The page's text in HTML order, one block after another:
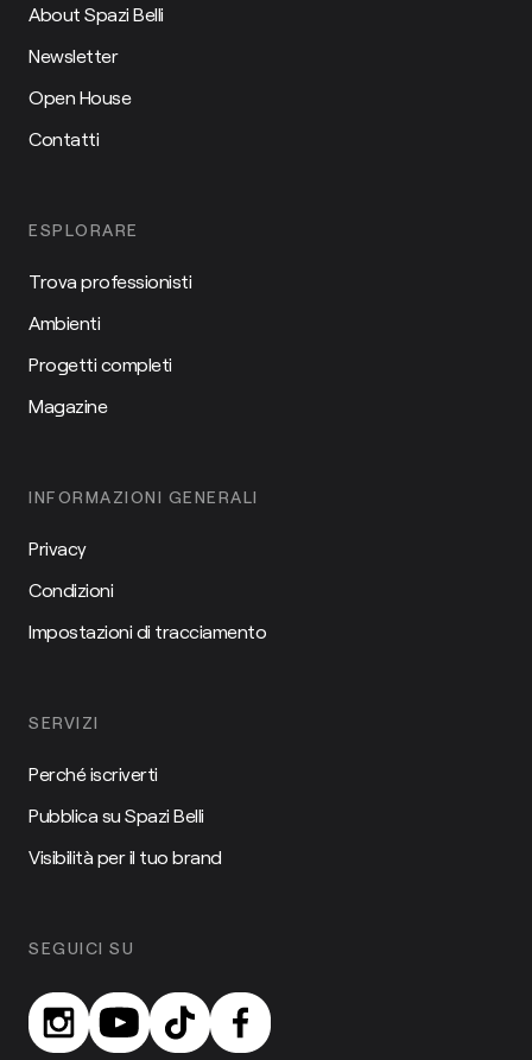
About Spazi Belli
Newsletter
Open House
Contatti
ESPLORARE
Trova professionisti
Ambienti
Progetti completi
Magazine
INFORMAZIONI GENERALI
Privacy
Condizioni
Impostazioni di tracciamento
SERVIZI
Perché iscriverti
Pubblica su Spazi Belli
Visibilità per il tuo brand
SEGUICI SU